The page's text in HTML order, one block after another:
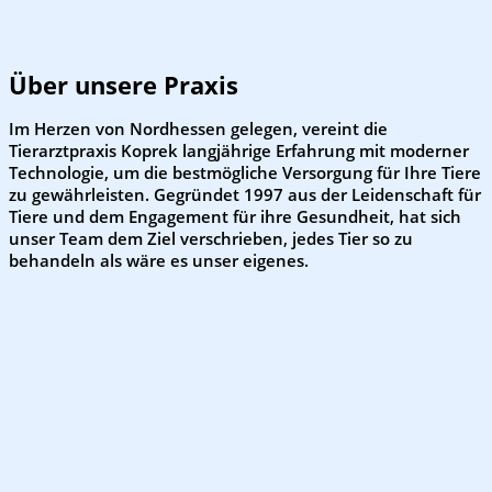
Über unsere Praxis
Im Herzen von Nordhessen gelegen, vereint die
Tierarztpraxis Koprek langjährige Erfahrung mit moderner
Technologie, um die bestmögliche Versorgung für Ihre Tiere
zu gewährleisten. Gegründet 1997 aus der Leidenschaft für
Tiere und dem Engagement für ihre Gesundheit, hat sich
unser Team dem Ziel verschrieben, jedes Tier so zu
behandeln als wäre es unser eigenes.